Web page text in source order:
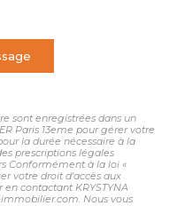
sont enregistrées dans un
Paris 13eme pour gérer votre
la durée nécessaire à la
prescriptions légales
Conformément à la loi «
votre droit d'accès aux
contactant KRYSTYNA
Nous vous